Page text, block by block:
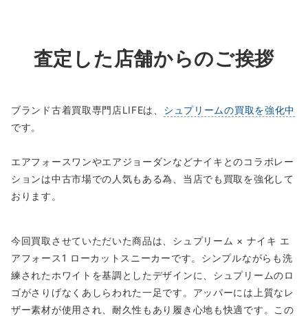
査定した店舗からのご挨拶
ブランド古着買取専門店LIFEは、 シュプリームの買取を強化中
です。
エアフォースワンやエアジョーダンなどナイキとのコラボレー
ションは中古市場での人気もある為、当店でも買取を強化して
おります。
今回買取させていただいた商品は、シュプリーム × ナイキ エ
アフォース1 ローカットスニーカーです。シンプルながらも洗
練されたホワイトを基調としたデザインに、シュプリームのロ
ゴがさりげなくあしらわれた一足です。アッパーには上質なレ
ザー素材が使用され、耐久性もあり履き心地も快適です。この